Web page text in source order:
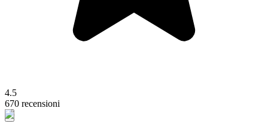
4.5
670 recensioni